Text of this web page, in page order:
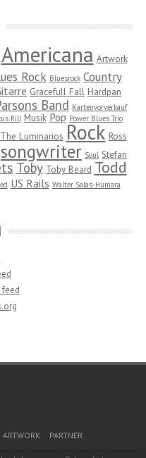
Americana Artwork
Rock Bluesrock Country
Gracefull Fall Hardpan
Band Kartenvorverkauf
Rill Musik Pop Power Blues Trio
Luminarios Rock Ross
songwriter Soul Stefan
Toby Toby Beard Todd
US Rails Walter Salas-Humara
ARTWORK PARTNER